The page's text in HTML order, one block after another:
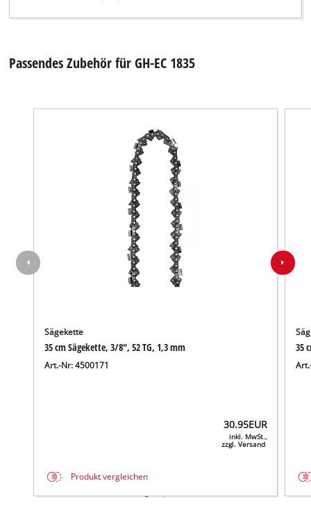
Wir benötigen deine Zustimmung, um
This content is not permitted to load due
visitor. The website owner needs to setup
the site with their CMP to add this content
to the list of technologies used.
Powered by
Usercentrics Consent
Management Platform
Passendes Zubehör für GH-EC 1835
Sägekette
35 cm Sägekette, 3/8", 52 TG, 1,3 mm
Art.-Nr: 4500171
30.95EUR
inkl. MwSt.,
zzgl. Versand
Produkt vergleichen
35